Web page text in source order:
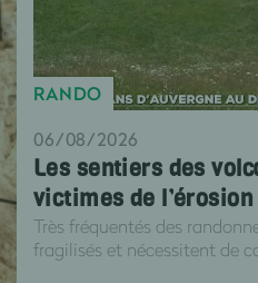
RANDO
06/08/2026
Les sentiers des
victimes de
Très fréquentés des
fragilisés et nécessitent de